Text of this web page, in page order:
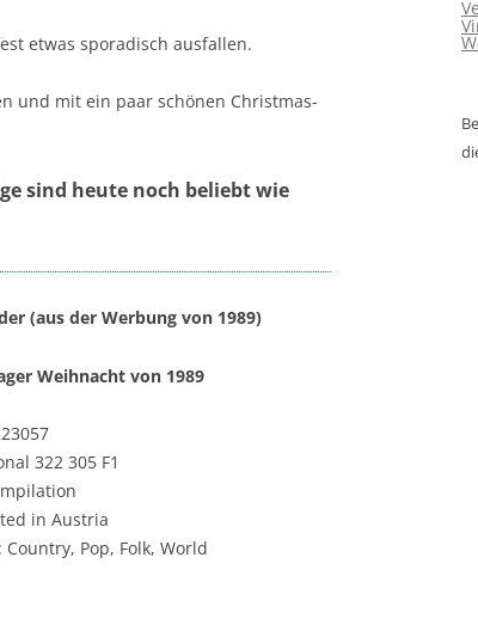
etwas sporadisch ausfallen.
und mit ein paar schönen Christmas-
sind heute noch beliebt wie
(aus der Werbung von 1989)
Weihnacht von 1989
322 305 F1
in Austria
Pop, Folk, World